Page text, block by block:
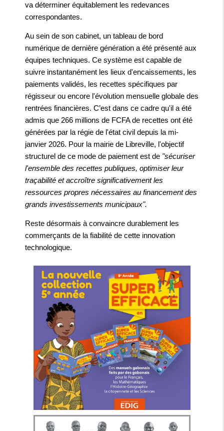
va déterminer équitablement les redevances
correspondantes.
Au sein de son cabinet, un tableau de bord
numérique de dernière génération a été présenté aux
équipes techniques. Ce système est capable de
suivre instantanément les lieux d'encaissements, les
paiements validés, les recettes spécifiques par
régisseur ou encore l'évolution mensuelle globale des
rentrées financières. C’est dans ce cadre qu'il a été
admis que 266 millions de FCFA de recettes ont été
générées par la régie de l'état civil depuis la mi-
janvier 2026. Pour la mairie de Libreville, l'objectif
structurel de ce mode de paiement est de "sécuriser
l'ensemble des recettes publiques, optimiser leur
traçabilité et accroître significativement les
ressources propres nécessaires au financement des
grands investissements municipaux".
Reste désormais à convaincre durablement les
commerçants de la fiabilité de cette innovation
technologique.